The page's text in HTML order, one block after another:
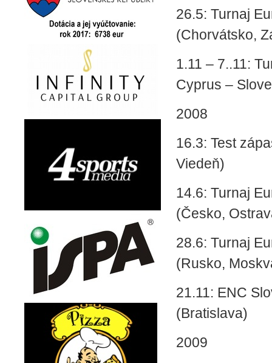
26.5: Turnaj
(Chorvátsko,
1.11 – 7..11:
Cyprus –
2008
16.3: Test
Viedeň)
14.6: Turnaj
(Česko,
28.6: Turnaj
(Rusko,
21.11: ENC
(Bratislava)
2009